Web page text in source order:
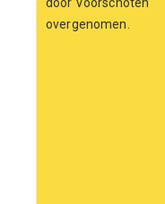
overgenomen.